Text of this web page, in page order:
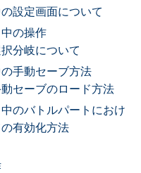
設定画面について
の操作
分岐について
手動セーブ方法
セーブのロード方法
のバトルパートにおけ
有効化方法